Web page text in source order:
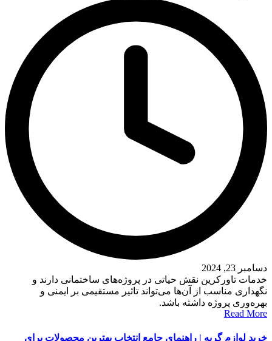
دسامبر 23, 2024
خدمات تاورکرین نقش حیاتی در پروژه‌های ساختمانی دارند و
نگهداری مناسب از آن‌ها می‌تواند تاثیر مستقیمی بر ایمنی و
بهره‌وری پروژه داشته باشد.
Read More
خرید لوازم گربه | راهنمای جامع انتخاب بهترین محصولات برای